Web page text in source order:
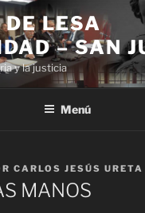
DE LESA
– SAN
y la justicia
Menú
CARLOS JESÚS URETA
MANOS